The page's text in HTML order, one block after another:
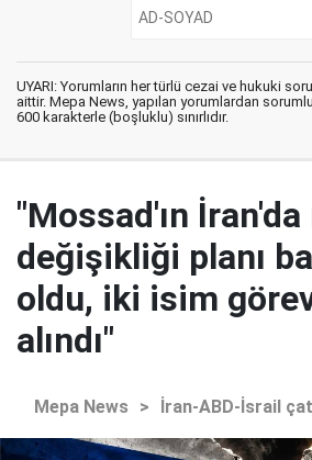
UYARI: Yorumların her türlü cezai ve hukuki
aittir. Mepa News, yapılan yorumlardan
600 karakterle (boşluklu) sınırlıdır.
"Mossad'ın
değişikliği planı
oldu, iki isim
alındı"
Mepa News > İran-ABD-İsrail